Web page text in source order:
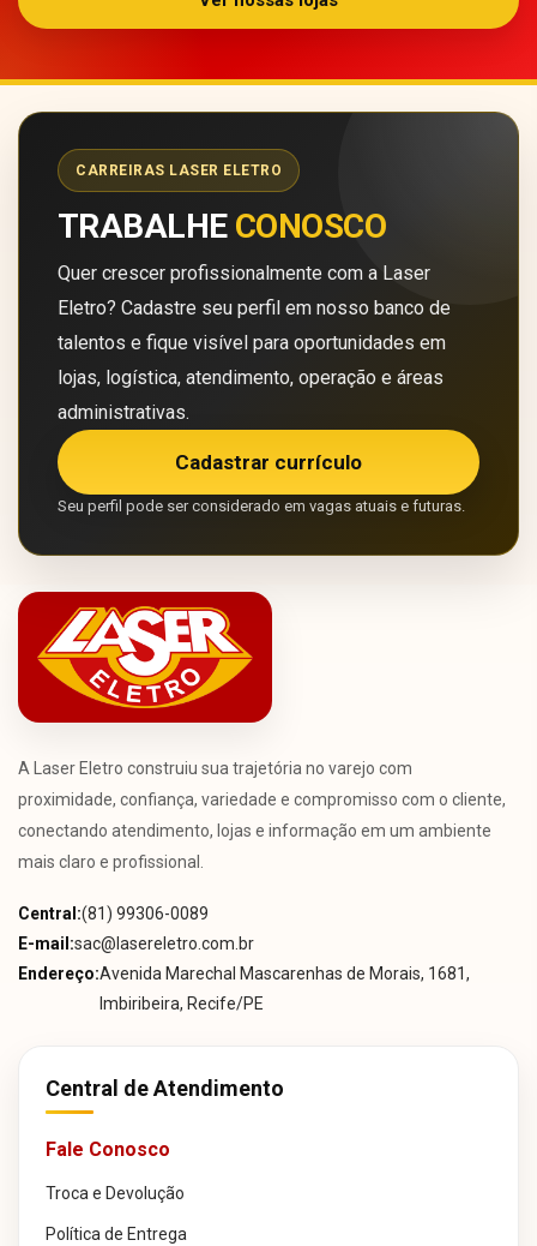
CARREIRAS LASER ELETRO
TRABALHE CONOSCO
Quer crescer profissionalmente com a Laser
Eletro? Cadastre seu perfil em nosso banco de
talentos e fique visível para oportunidades em
lojas, logística, atendimento, operação e áreas
administrativas.
Cadastrar currículo
Seu perfil pode ser considerado em vagas atuais e futuras.
A Laser Eletro construiu sua trajetória no varejo com
proximidade, confiança, variedade e compromisso com o cliente,
conectando atendimento, lojas e informação em um ambiente
mais claro e profissional.
Central:(81) 99306-0089
E-mail:sac@lasereletro.com.br
Endereço:Avenida Marechal Mascarenhas de Morais, 1681,
Imbiribeira, Recife/PE
Central de Atendimento
Fale Conosco
Troca e Devolução
Política de Entrega